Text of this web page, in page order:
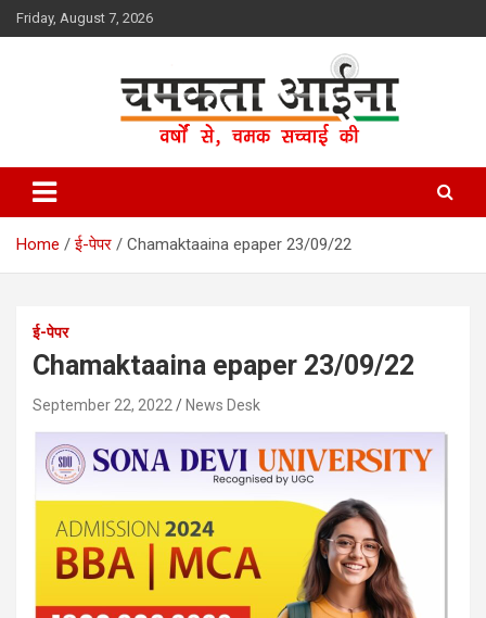
Skip
to
Friday, August 7, 2026
Chamakta Aina
Home ई-पेपर Chamaktaaina epaper 23/09/22
ई-पेपर
Chamaktaaina epaper 23/09/22
September 22, 2022 News Desk